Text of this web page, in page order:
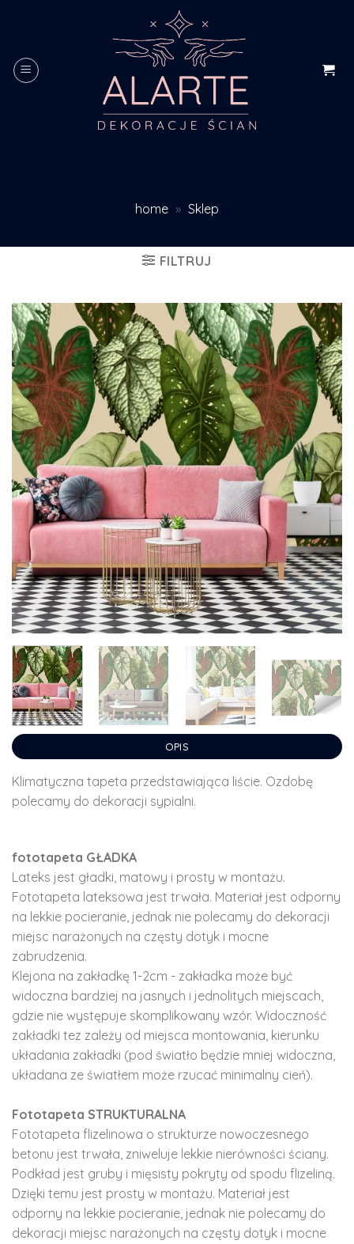
home » Sklep
FILTRUJ
OPIS
Klimatyczna tapeta przedstawiająca liście. Ozdobę
polecamy do dekoracji sypialni.
fototapeta GŁADKA
Lateks jest gładki, matowy i prosty w montażu.
Fototapeta lateksowa jest trwała. Materiał jest odporny
na lekkie pocieranie, jednak nie polecamy do dekoracji
miejsc narażonych na częsty dotyk i mocne
zabrudzenia.
Klejona na zakładkę 1-2cm - zakładka może być
widoczna bardziej na jasnych i jednolitych miejscach,
gdzie nie występuje skomplikowany wzór. Widoczność
zakładki tez zależy od miejsca montowania, kierunku
układania zakładki (pod światło będzie mniej widoczna,
układana ze światłem może rzucać minimalny cień).
Fototapeta STRUKTURALNA
Fototapeta flizelinowa o strukturze nowoczesnego
betonu jest trwała, zniweluje lekkie nierówności ściany.
Podkład jest gruby i mięsisty pokryty od spodu flizeliną.
Dzięki temu jest prosty w montażu. Materiał jest
odporny na lekkie pocieranie, jednak nie polecamy do
dekoracji miejsc narażonych na częsty dotyk i mocne